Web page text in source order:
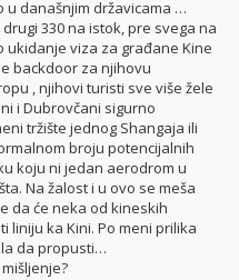
u današnjim državicama …
330 na istok, pre svega na
ukidanje viza za građane Kine
backdoor za njihovu
, njihovi turisti sve više žele
i Dubrovčani sigurno
tržište jednog Shangaja ili
broju potencijalnih
koju ni jedan aerodrom u
Na žalost i u ovo se meša
da će neka od kineskih
liniju ka Kini. Po meni prilika
da propusti…